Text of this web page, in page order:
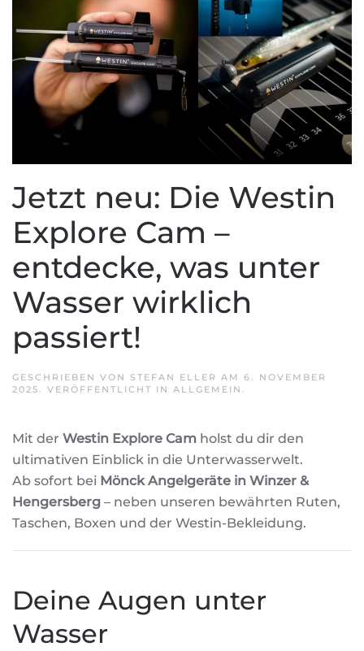
Jetzt neu: Die Westin
Explore Cam –
entdecke, was unter
Wasser wirklich
passiert!
GESCHRIEBEN VON STEFAN ELLER AM 6. NOVEMBER
2025. VERÖFFENTLICHT IN ALLGEMEIN .
Mit der Westin Explore Cam holst du dir den
ultimativen Einblick in die Unterwasserwelt.
Ab sofort bei Mönck Angelgeräte in Winzer &
Hengersberg – neben unseren bewährten Ruten,
Taschen, Boxen und der Westin-Bekleidung.
Deine Augen unter
Wasser